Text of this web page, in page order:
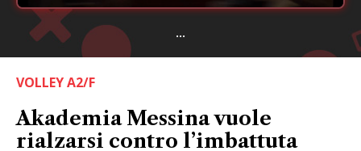
...
VOLLEY A2/F
Akademia Messina vuole
rialzarsi contro l’imbattuta